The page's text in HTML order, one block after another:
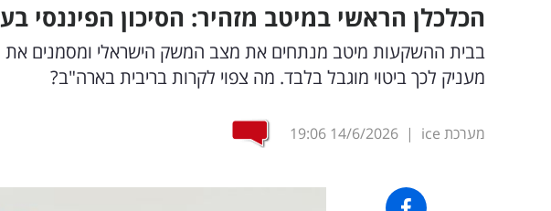
הכלכלן הראשי במיטב מזהיר: הסיכון הפיננסי
בבית ההשקעות מיטב מנתחים את מצב המשק הישראלי ומסמנים את
מעניק לכך ביטוי מוגבל בלבד. מה צפוי לקרות בריבית בארה"ב?
מערכת ice |
14/6/2026
19:06